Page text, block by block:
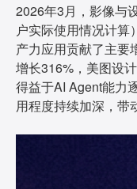
2026年3月，影像与
户实际使用情况计算
产力应用贡献了主要
增长316%，美图设
得益于AI Agent能力
用程度持续加深，带